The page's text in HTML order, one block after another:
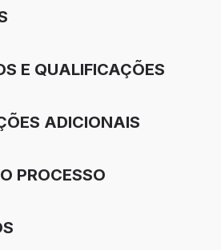
E QUALIFICAÇÕES
ADICIONAIS
PROCESSO